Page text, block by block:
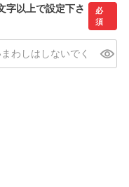
以上で設定下さ
必
須